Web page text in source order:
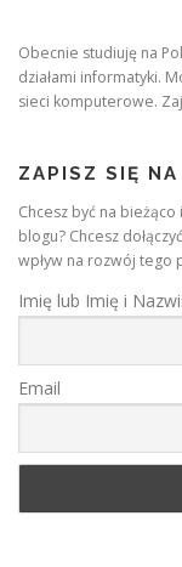
Obecnie studiuję na
działami informatyki.
sieci komputerowe.
ZAPISZ SIĘ
Chcesz być na
blogu? Chcesz
wpływ na rozwój tego
Imię lub Imię i
Email